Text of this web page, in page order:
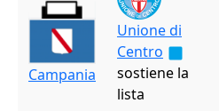
Campania
Unione di
Centro
sostiene la
lista